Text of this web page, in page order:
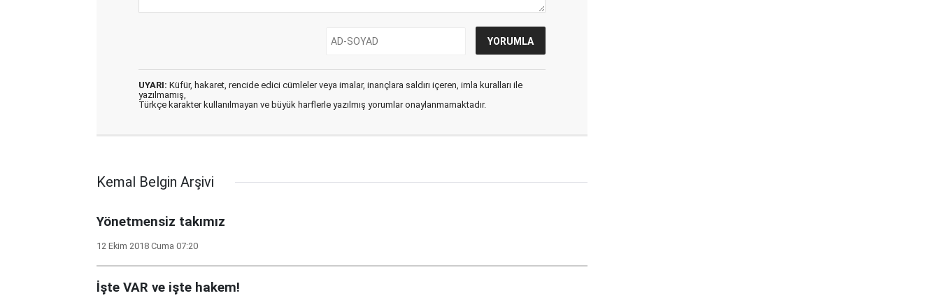
UYARI: Küfür, hakaret, rencide edici cümleler veya imalar, inançlara saldırı içeren, imla kuralları ile
yazılmamış,
Türkçe karakter kullanılmayan ve büyük harflerle yazılmış yorumlar onaylanmamaktadır.
Kemal Belgin Arşivi
Yönetmensiz takımız
12 Ekim 2018 Cuma 07:20
İşte VAR ve işte hakem!